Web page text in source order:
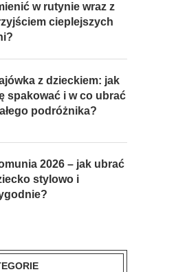
w rutynie wraz z
cieplejszych
z dzieckiem: jak
spakować i w co ubrać
podróżnika?
2026 – jak ubrać
stylowo i